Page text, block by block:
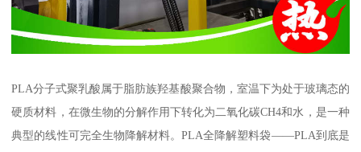
PLA分子式聚乳酸属于脂肪族羟基酸聚合物，室温下为处于玻璃态的
硬质材料，在微生物的分解作用下转化为二氧化碳CH4和水，是一种
典型的线性可完全生物降解材料。PLA全降解塑料袋——PLA到底是